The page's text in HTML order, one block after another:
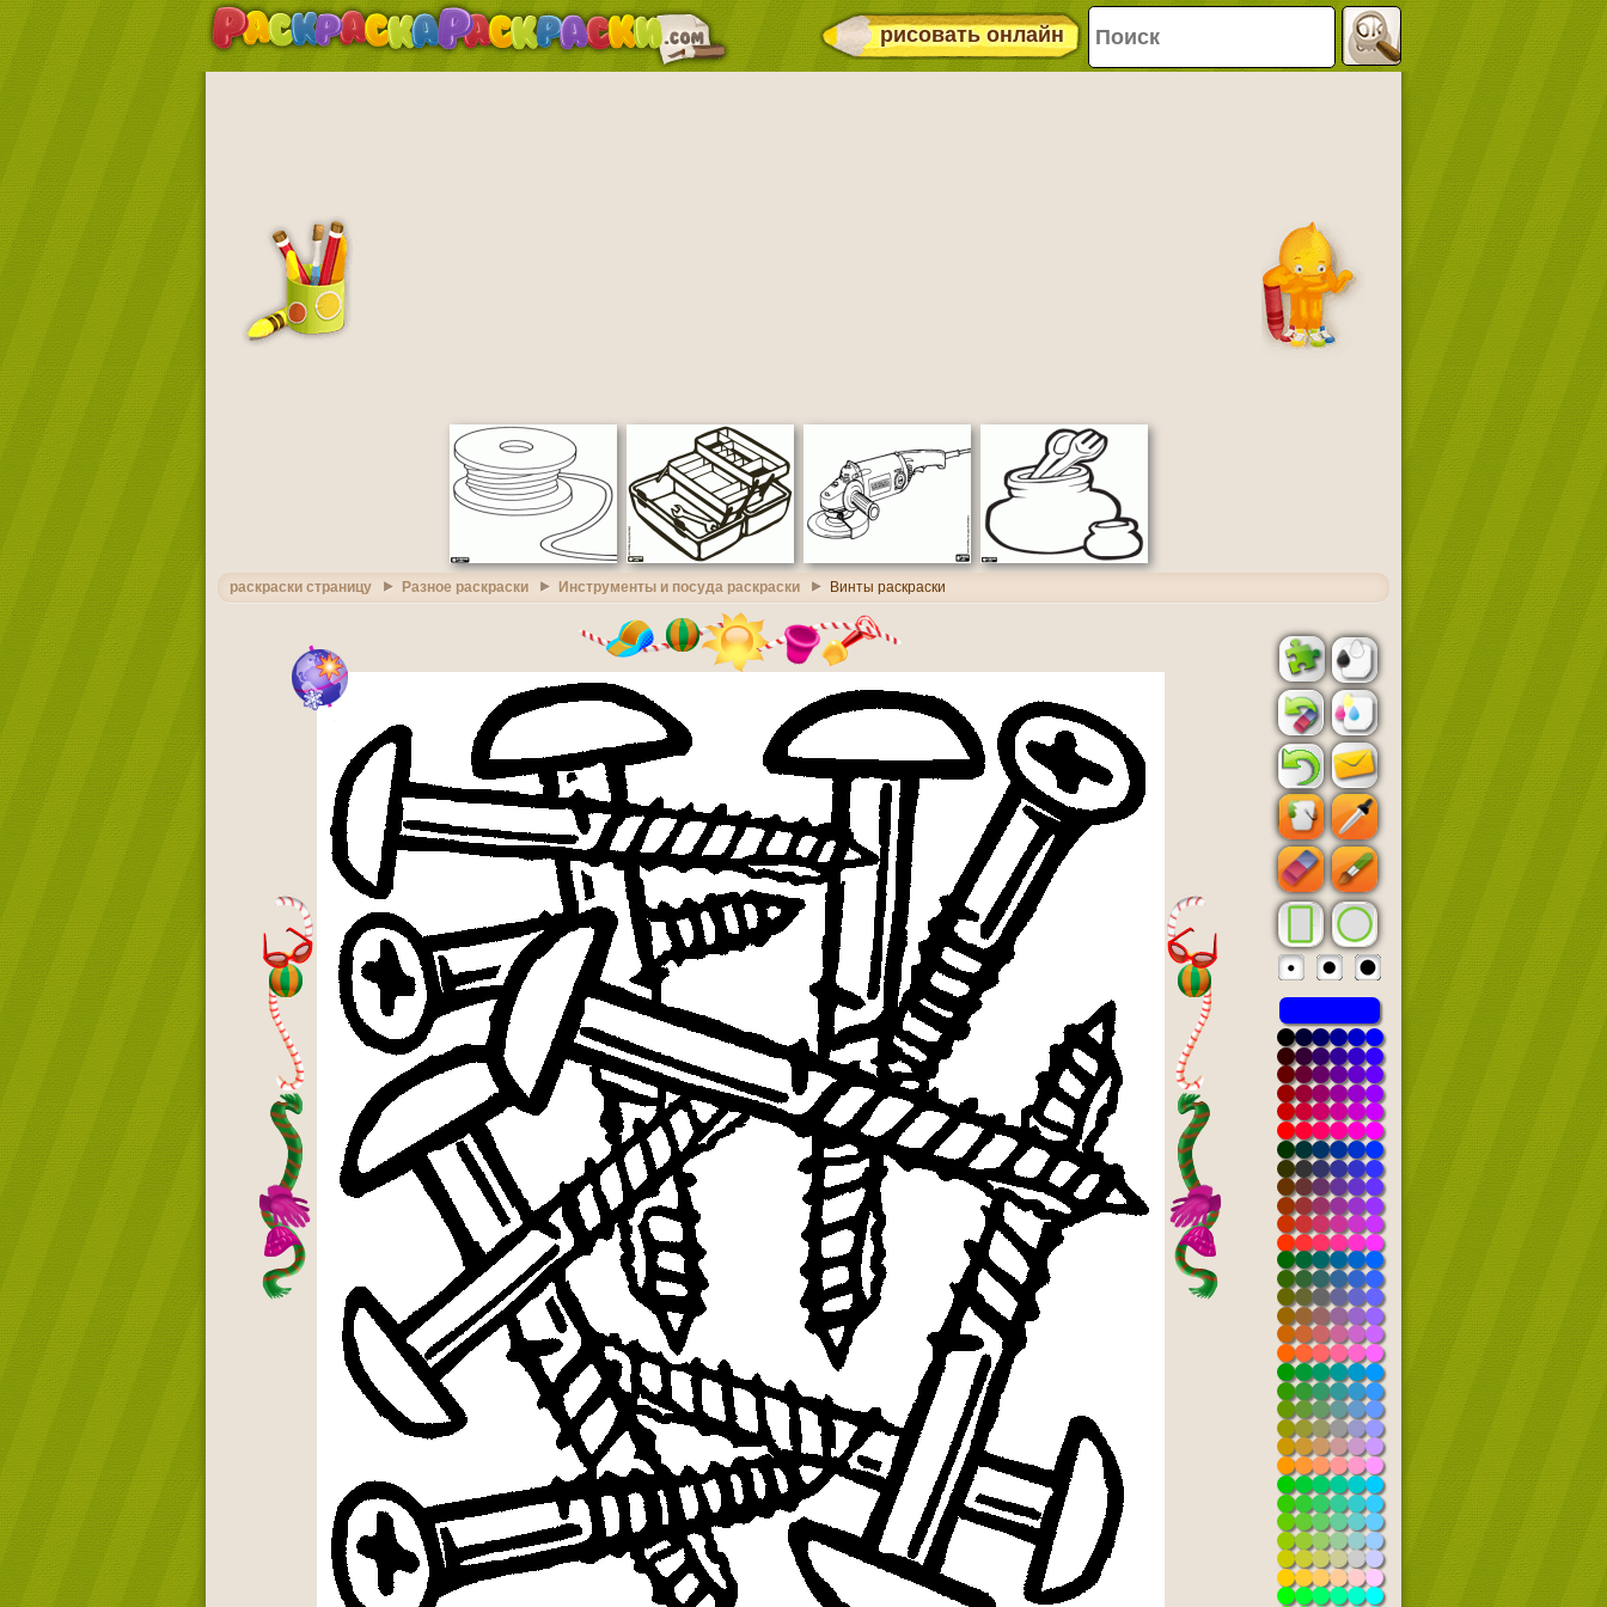
рисовать онлайн
раскраски страницу Разное раскраски Инструменты и посуда раскраски Винты раскраски